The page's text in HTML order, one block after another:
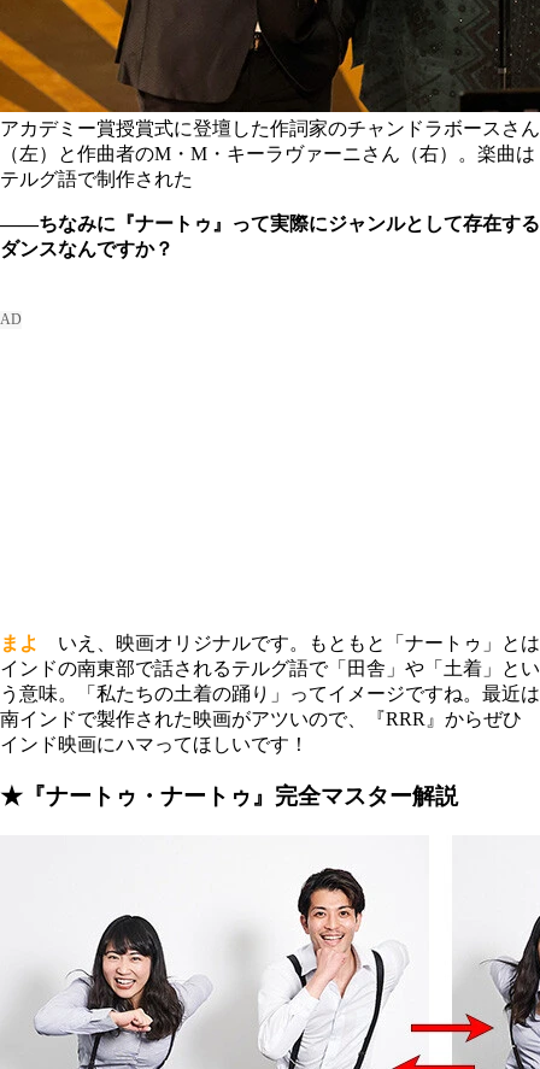
アカデミー賞授賞式に登壇した作詞家のチャンドラボースさん
（左）と作曲者のM・M・キーラヴァーニさん（右）。楽曲は
テルグ語で制作された
――ちなみに『ナートゥ』って実際にジャンルとして存在する
ダンスなんですか？
まよ
いえ、映画オリジナルです。もともと「ナートゥ」とは
インドの南東部で話されるテルグ語で「田舎」や「土着」とい
う意味。「私たちの土着の踊り」ってイメージですね。最近は
南インドで製作された映画がアツいので、『RRR』からぜひ
インド映画にハマってほしいです！
★『ナートゥ・ナートゥ』完全マスター解説